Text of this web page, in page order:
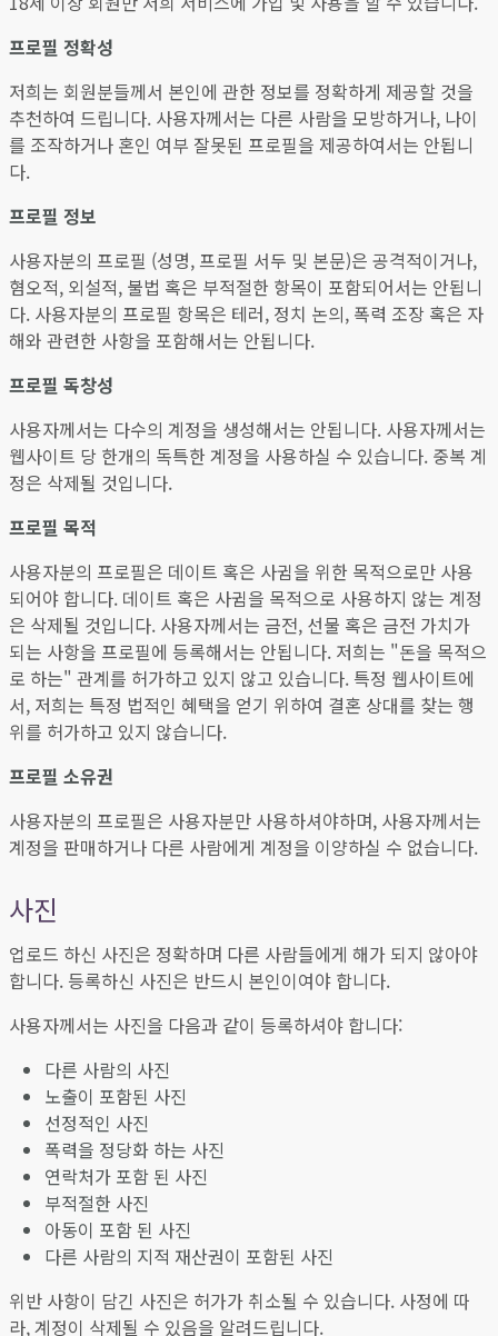
프로필 정확성
저희는 회원분들께서 본인에 관한 정보를 정확하게 제공할 것을
추천하여 드립니다. 사용자께서는 다른 사람을 모방하거나, 나이
를 조작하거나 혼인 여부 잘못된 프로필을 제공하여서는 안됩니
다.
프로필 정보
사용자분의 프로필 (성명, 프로필 서두 및 본문)은 공격적이거나,
혐오적, 외설적, 불법 혹은 부적절한 항목이 포함되어서는 안됩니
다. 사용자분의 프로필 항목은 테러, 정치 논의, 폭력 조장 혹은 자
해와 관련한 사항을 포함해서는 안됩니다.
프로필 독창성
사용자께서는 다수의 계정을 생성해서는 안됩니다. 사용자께서는
웹사이트 당 한개의 독특한 계정을 사용하실 수 있습니다. 중복 계
정은 삭제될 것입니다.
프로필 목적
사용자분의 프로필은 데이트 혹은 사귐을 위한 목적으로만 사용
되어야 합니다. 데이트 혹은 사귐을 목적으로 사용하지 않는 계정
은 삭제될 것입니다. 사용자께서는 금전, 선물 혹은 금전 가치가
되는 사항을 프로필에 등록해서는 안됩니다. 저희는 "돈을 목적으
로 하는" 관계를 허가하고 있지 않고 있습니다. 특정 웹사이트에
서, 저희는 특정 법적인 혜택을 얻기 위하여 결혼 상대를 찾는 행
위를 허가하고 있지 않습니다.
프로필 소유권
사용자분의 프로필은 사용자분만 사용하셔야하며, 사용자께서는
계정을 판매하거나 다른 사람에게 계정을 이양하실 수 없습니다.
사진
업로드 하신 사진은 정확하며 다른 사람들에게 해가 되지 않아야
합니다. 등록하신 사진은 반드시 본인이여야 합니다.
사용자께서는 사진을 다음과 같이 등록하셔야 합니다:
다른 사람의 사진
노출이 포함된 사진
선정적인 사진
폭력을 정당화 하는 사진
연락처가 포함 된 사진
부적절한 사진
아동이 포함 된 사진
다른 사람의 지적 재산권이 포함된 사진
위반 사항이 담긴 사진은 허가가 취소될 수 있습니다. 사정에 따
라, 계정이 삭제될 수 있음을 알려드립니다.